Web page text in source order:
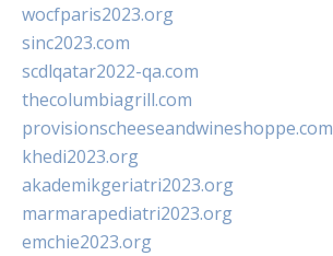
wocfparis2023.org
sinc2023.com
scdlqatar2022-qa.com
thecolumbiagrill.com
provisionscheeseandwineshoppe.com
khedi2023.org
akademikgeriatri2023.org
marmarapediatri2023.org
emchie2023.org